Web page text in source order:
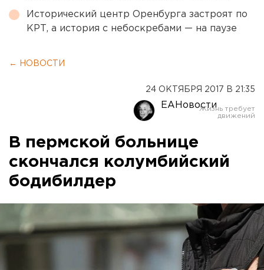
Исторический центр Оренбурга застроят по
КРТ, а история с небоскребами — на паузе
← НОВОСТИ
24 ОКТЯБРЯ 2017 В 21:35
ЕАНовости
В пермской больнице
скончался колумбийский
бодибилдер